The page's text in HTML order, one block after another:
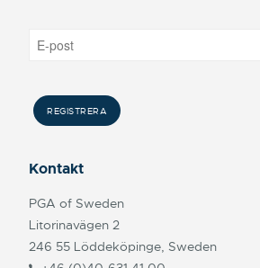
Kontakt
PGA of Sweden
Litorinavägen 2
246 55 Löddeköpinge, Sweden